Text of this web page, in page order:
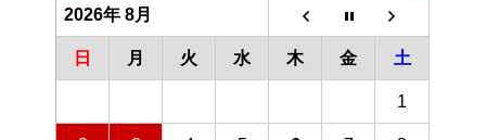
2026年 8月
日 月 火 水 木 金 土
1